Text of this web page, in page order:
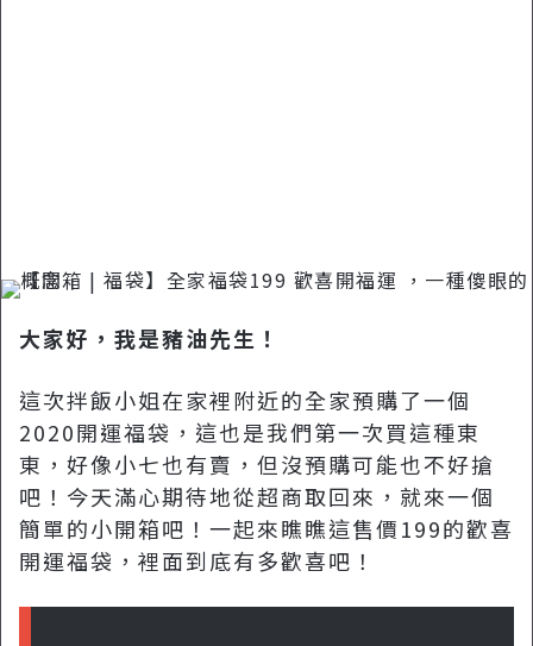
大家好，我是豬油先生！
這次拌飯小姐在家裡附近的全家預購了一個
2020開運福袋，這也是我們第一次買這種東
東，好像小七也有賣，但沒預購可能也不好搶
吧！今天滿心期待地從超商取回來，就來一個
簡單的小開箱吧！一起來瞧瞧這售價199的歡喜
開運福袋，裡面到底有多歡喜吧！